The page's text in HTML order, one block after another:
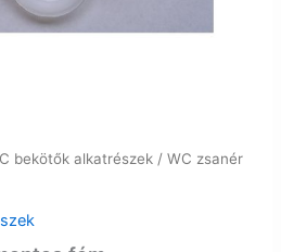
bekötők alkatrészek / WC zsanér